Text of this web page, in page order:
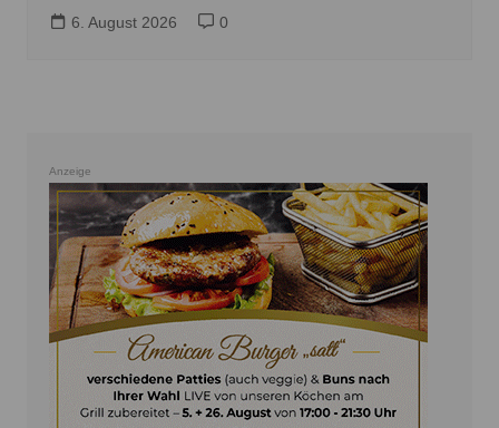
6. August 2026 0
Anzeige